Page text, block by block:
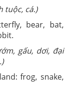
tuộc, cá.)
bear, bat,
rabbit.
gấu, dơi, đại
frog, snake,